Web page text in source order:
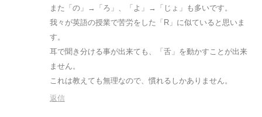
また「の」→「ろ」、「よ」→「じょ」も多いです。
我々が英語の授業で苦労をした「R」に似ていると思いま
す。
耳で聞き分ける事が出来ても、「舌」を動かすことが出来
ません。
これは教えても無理なので、慣れるしかありません。
返信